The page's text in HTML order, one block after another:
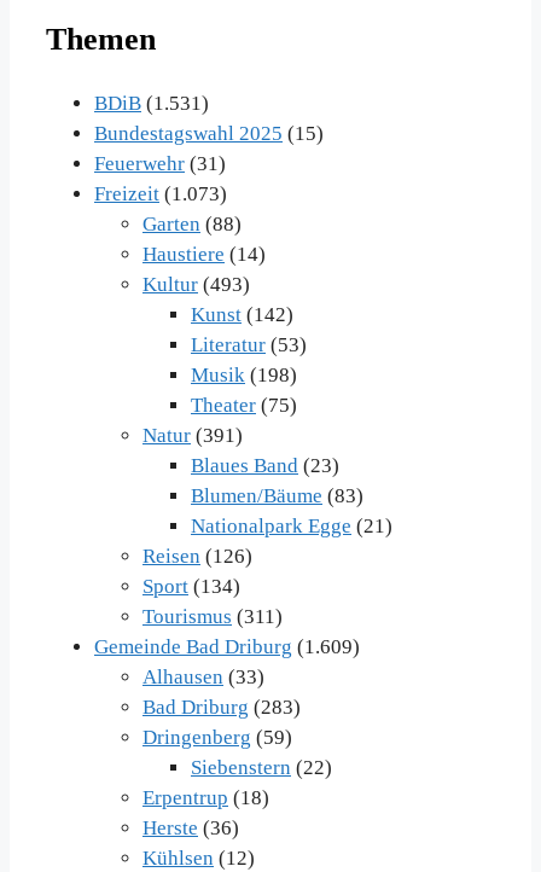
Themen
BDiB (1.531)
Bundestagswahl 2025 (15)
Feuerwehr (31)
Freizeit (1.073)
Garten (88)
Haustiere (14)
Kultur (493)
Kunst (142)
Literatur (53)
Musik (198)
Theater (75)
Natur (391)
Blaues Band (23)
Blumen/Bäume (83)
Nationalpark Egge (21)
Reisen (126)
Sport (134)
Tourismus (311)
Gemeinde Bad Driburg (1.609)
Alhausen (33)
Bad Driburg (283)
Dringenberg (59)
Siebenstern (22)
Erpentrup (18)
Herste (36)
Kühlsen (12)